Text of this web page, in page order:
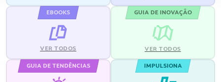
EBOOKS
VER TODOS
GUIA DE INOVAÇÃO
VER TODOS
GUIA DE TENDÊNCIAS IMPULSIONA